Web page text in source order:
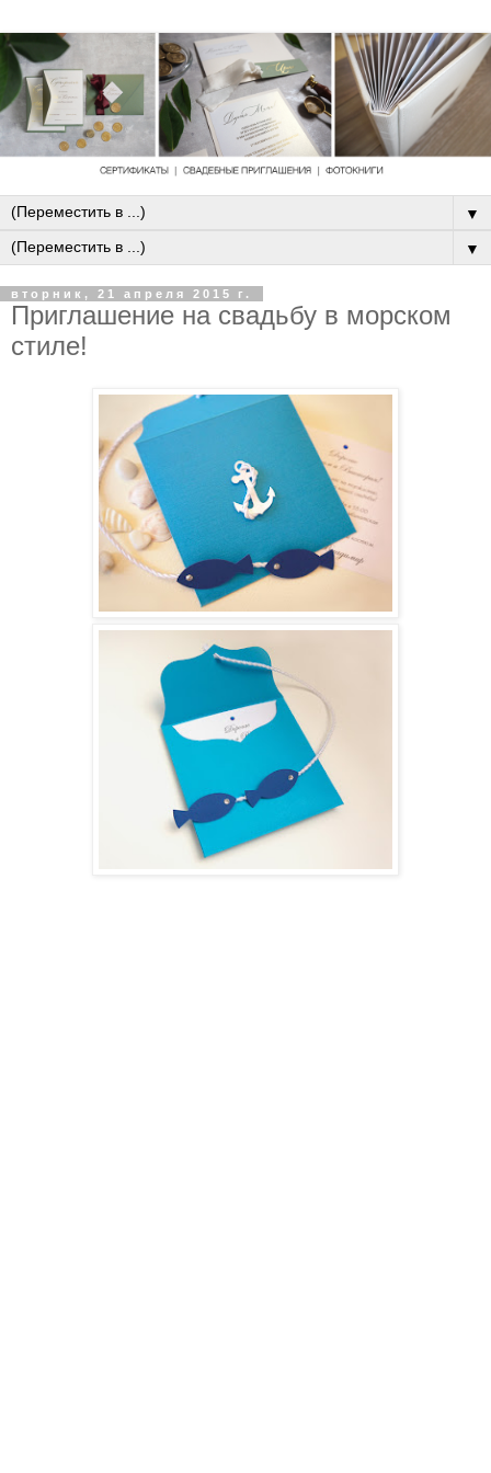
▼
▼
вторник, 21 апреля 2015 г.
Приглашение на свадьбу в морском
стиле!